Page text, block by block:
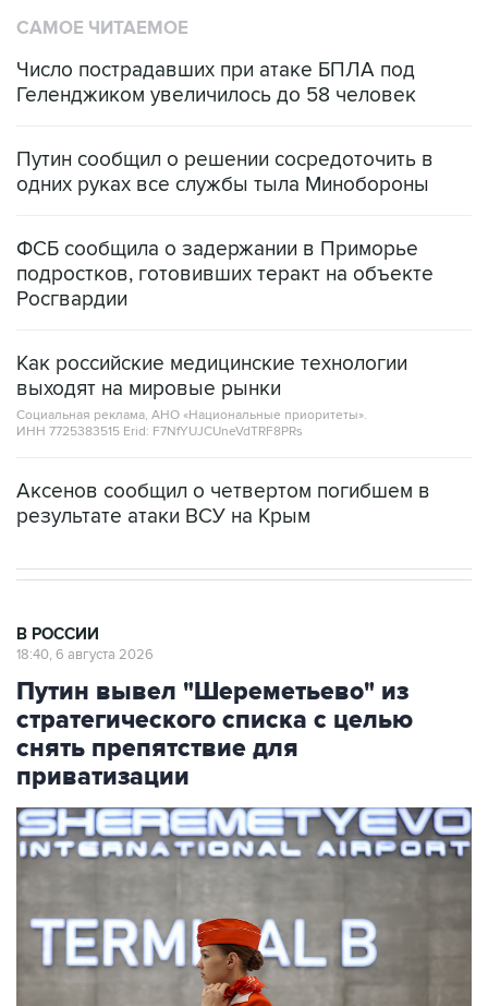
Число пострадавших при атаке БПЛА под
Путин сообщил о решении сосредоточить в
ФСБ сообщила о задержании в Приморье
Росгвардии
Как российские медицинские технологии
Социальная реклама, АНО «Национальные приоритеты».
ИНН 7725383515 Erid: F7NfYUJCUneVdTRF8PRs
Путин вывел "Шереметьево" из
стратегического списка с целью
снять препятствие для
приватизации